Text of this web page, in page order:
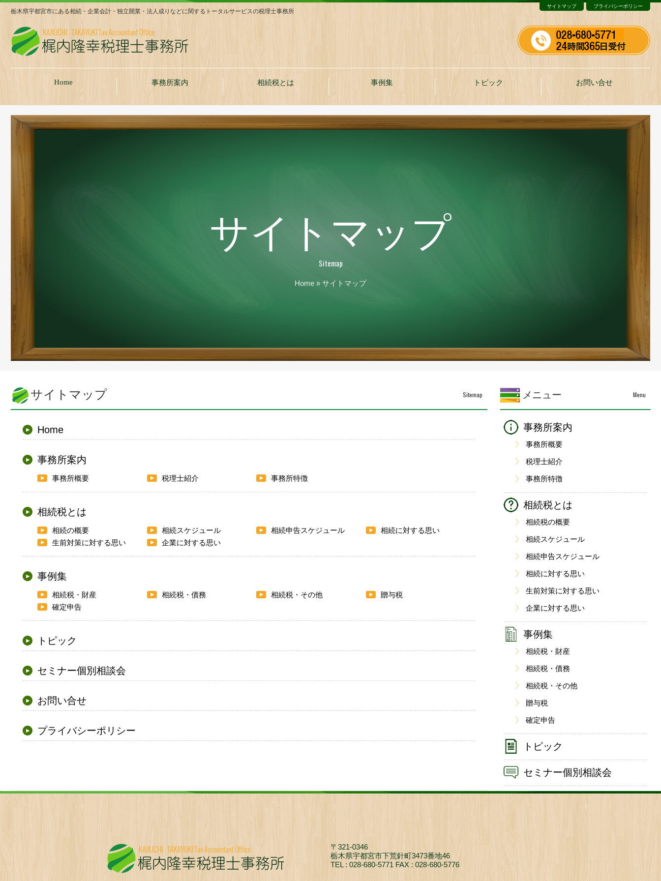
栃木県宇都宮市にある相続・企業会計・独立開業・法人成りなどに関するトータルサービスの税理士事務所
サイトマップ プライバシーポリシー
Home 事務所案内 相続税とは 事例集 トピック お問い合せ
サイトマップ
Sitemap
Home » サイトマップ
サイトマップ Sitemap
Home
事務所案内
事務所概要 税理士紹介 事務所特徴
相続税とは
相続の概要 相続スケジュール 相続申告スケジュール
相続に対する思い
生前対策に対する思い
企業に対する思い
事例集
相続税・財産 相続税・債務 相続税・その他
贈与税
確定申告
トピック
セミナー個別相談会
お問い合せ
プライバシーポリシー
メニュー Menu
事務所案内
事務所概要
税理士紹介
事務所特徴
相続税とは
相続税の概要
相続スケジュール
相続申告スケジュール
相続に対する思い
生前対策に対する思い
企業に対する思い
事例集
相続税・財産
相続税・債務
相続税・その他
贈与税
確定申告
トピック
セミナー個別相談会
〒321-0346
栃木県宇都宮市下荒針町3473番地46
TEL : 028-680-5771 FAX : 028-680-5776